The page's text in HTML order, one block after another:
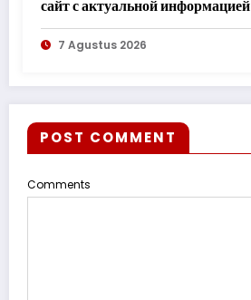
сайт с актуальной информацией
7 Agustus 2026
POST COMMENT
Comments